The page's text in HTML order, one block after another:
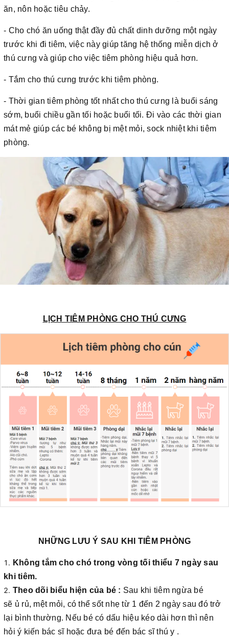
ăn, nôn hoặc tiêu chảy.
- Cho chó ăn uống thật đầy đủ chất dinh dưỡng một ngày
trước khi đi tiêm, việc này giúp tăng hệ thống miễn dịch ở
thú cưng và giúp cho việc tiêm phòng hiệu quả hơn.
- Tắm cho thú cưng trước khi tiêm phòng.
- Thời gian tiêm phòng tốt nhất cho thú cưng là buổi sáng
sớm, buổi chiều gần tối hoặc buổi tối. Đi vào các thời gian
mát mẻ giúp các bé không bị mệt mỏi, sock nhiệt khi tiêm
phòng.
LỊCH TIÊM PHÒNG CHO THÚ CƯNG
NHỮNG LƯU Ý SAU KHI TIÊM PHÒNG
Không tắm cho chó trong vòng tối thiểu 7 ngày sau
khi tiêm.
Theo dõi biểu hiện của bé : Sau khi tiêm ngừa bé
sẽ ủ rủ, mệt mỏi, có thể sốt nhẹ từ 1 đến 2 ngày sau đó trở
lại bình thường. N ếu bé có dấu hiệu kéo dài hơn thì nên
hỏi ý kiến bác sĩ hoặc đưa bé đến bác sĩ thú y .